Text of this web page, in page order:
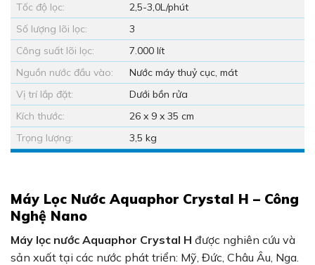
Máy Lọc Nước Aquaphor Crystal H – Công
Nghệ Nano
Máy lọc nước Aquaphor Crystal H được nghiên cứu và
sản xuất tại các nước phát triển: Mỹ, Đức, Châu Âu, Nga.
Tốc độ lọc:
2,5-3,0L/phút
Số lượng lõi lọc:
3
Công suất lõi lọc:
7.000 lít
Nguồn nước đầu vào:
Nước máy thuỷ cục, mát
Vị trí lắp đặt:
Dưới bồn rửa
Kích thước:
26 x 9 x 35 cm
Trọng lượng:
3,5 kg